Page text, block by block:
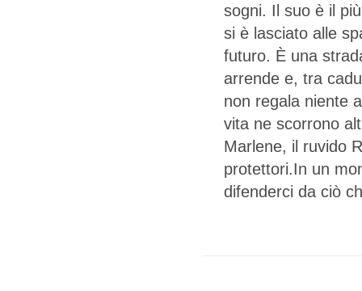
sogni. Il suo è il
si è lasciato alle
futuro. È una
arrende e, tra
non regala niente
vita ne scorrono
Marlene, il ruvido
protettori.In un
difenderci da ciò